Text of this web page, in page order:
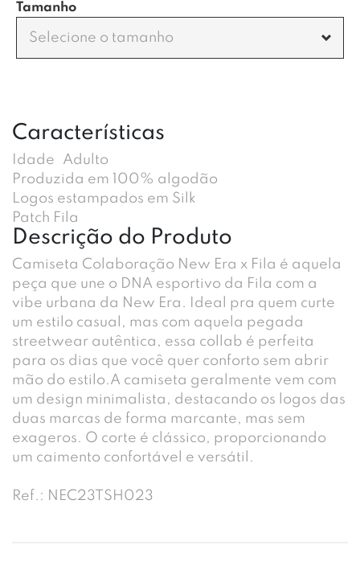
Tamanho
Selecione o tamanho
Características
Idade
Adulto
Produzida em 100% algodão
Logos estampados em Silk
Patch Fila
Descrição do Produto
Camiseta Colaboração New Era x Fila é aquela
peça que une o DNA esportivo da Fila com a
vibe urbana da New Era. Ideal pra quem curte
um estilo casual, mas com aquela pegada
streetwear autêntica, essa collab é perfeita
para os dias que você quer conforto sem abrir
mão do estilo.A camiseta geralmente vem com
um design minimalista, destacando os logos das
duas marcas de forma marcante, mas sem
exageros. O corte é clássico, proporcionando
um caimento confortável e versátil.
Ref.: NEC23TSH023